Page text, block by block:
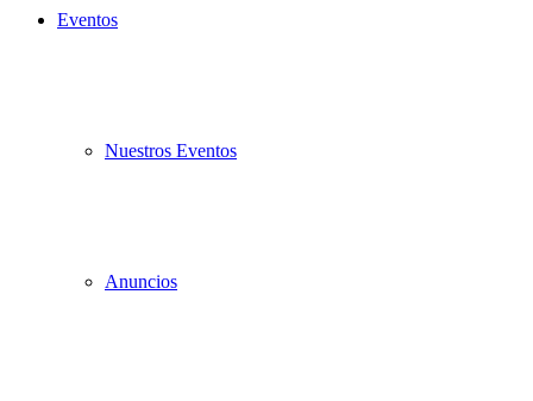
Eventos
Nuestros Eventos
Anuncios